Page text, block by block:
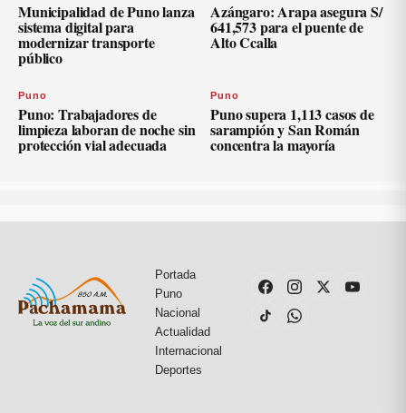
Municipalidad de Puno lanza
sistema digital para
modernizar transporte
público
Azángaro: Arapa asegura S/
641,573 para el puente de
Alto Ccalla
Puno
Puno: Trabajadores de
limpieza laboran de noche sin
protección vial adecuada
Puno
Puno supera 1,113 casos de
sarampión y San Román
concentra la mayoría
Portada
Puno
Nacional
Actualidad
Internacional
Deportes